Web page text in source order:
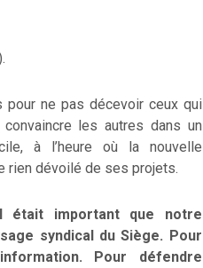
pour ne pas décevoir ceux qui
les autres dans un
à l’heure où la nouvelle
rien dévoilé de ses projets.
était important que notre
syndical du Siège. Pour
Pour défendre